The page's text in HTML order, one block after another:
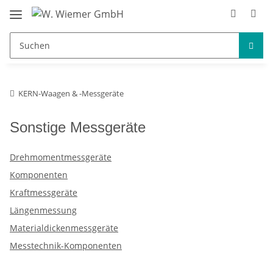
KERN-Waagen & -Messgeräte
Sonstige Messgeräte
Drehmomentmessgeräte
Komponenten
Kraftmessgeräte
Längenmessung
Materialdickenmessgeräte
Messtechnik-Komponenten